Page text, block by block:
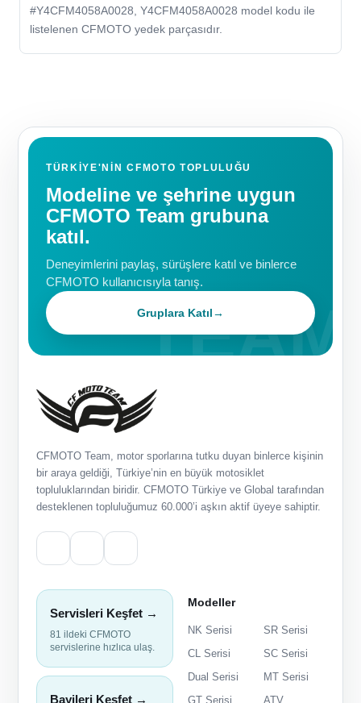
#Y4CFM4058A0028, Y4CFM4058A0028 model kodu ile
listelenen CFMOTO yedek parçasıdır.
TÜRKIYE'NIN CFMOTO TOPLULUĞU
Modeline ve şehrine uygun
CFMOTO Team grubuna
katıl.
Deneyimlerini paylaş, sürüşlere katıl ve binlerce
CFMOTO kullanıcısıyla tanış.
Gruplara Katıl→
CFMOTO Team, motor sporlarına tutku duyan binlerce kişinin
bir araya geldiği, Türkiye’nin en büyük motosiklet
topluluklarından biridir. CFMOTO Türkiye ve Global tarafından
desteklenen topluluğumuz 60.000’i aşkın aktif üyeye sahiptir.
Servisleri Keşfet →
81 ildeki CFMOTO
servislerine hızlıca ulaş.
Bayileri Keşfet →
Modeller
NK Serisi
SR Serisi
CL Serisi
SC Serisi
Dual Serisi
MT Serisi
GT Serisi
ATV